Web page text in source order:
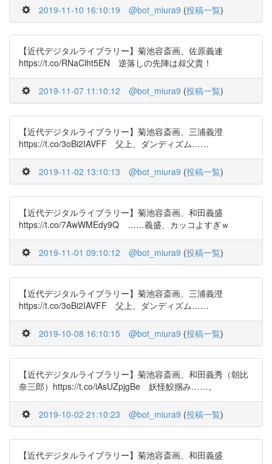
2019-11-10 16:10:19 @bot_miura9 (投稿一覧)
【近代デジタルライブラリー】菊池容斎画、佐原義連
https://t.co/RNaClht5EN 逆落しの先陣は叔父貴！
2019-11-07 11:10:12 @bot_miura9 (投稿一覧)
【近代デジタルライブラリー】菊池容斎画、三浦義澄
https://t.co/3oBi2IAVFF 父上、ダンディズム……
2019-11-02 13:10:13 @bot_miura9 (投稿一覧)
【近代デジタルライブラリー】菊池容斎画、和田義盛
https://t.co/7AwWMEdy9Q ……義盛、カッコよすぎｗ
2019-11-01 09:10:12 @bot_miura9 (投稿一覧)
【近代デジタルライブラリー】菊池容斎画、三浦義澄
https://t.co/3oBi2IAVFF 父上、ダンディズム……
2019-10-08 16:10:15 @bot_miura9 (投稿一覧)
【近代デジタルライブラリー】菊池容斎画、和田義秀（朝比
奈三郎）https://t.co/iAsUZpjgBe 妖怪鮫掴み……。
2019-10-02 21:10:23 @bot_miura9 (投稿一覧)
【近代デジタルライブラリー】菊池容斎画、和田義盛